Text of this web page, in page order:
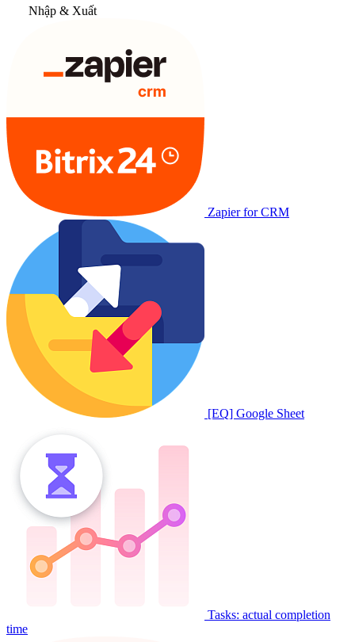
Nhập & Xuất
Zapier for CRM
[EQ] Google Sheet
Tasks: actual completion
time